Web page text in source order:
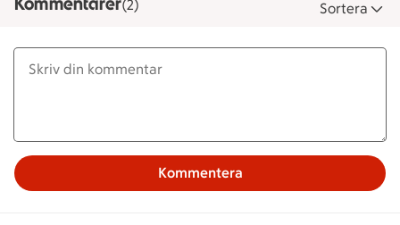
(2) Sortera
Kommentera